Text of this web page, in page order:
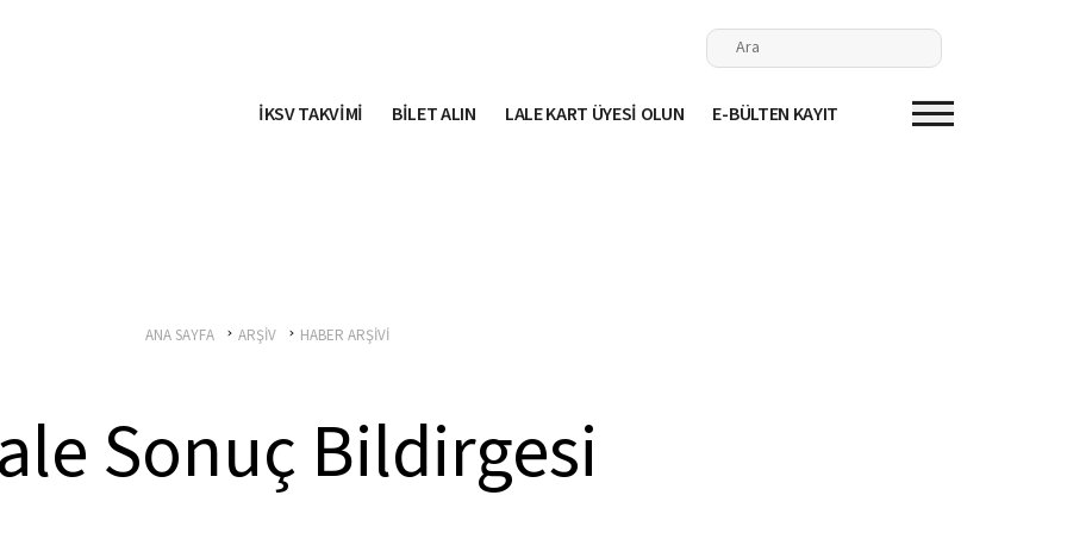
İKSV TAKVİMİ BİLET ALIN LALE KART ÜYESİ OLUN E-BÜLTEN KAYIT
ANA SAYFA ARŞİV HABER ARŞİVİ
Sonuç Bildirgesi